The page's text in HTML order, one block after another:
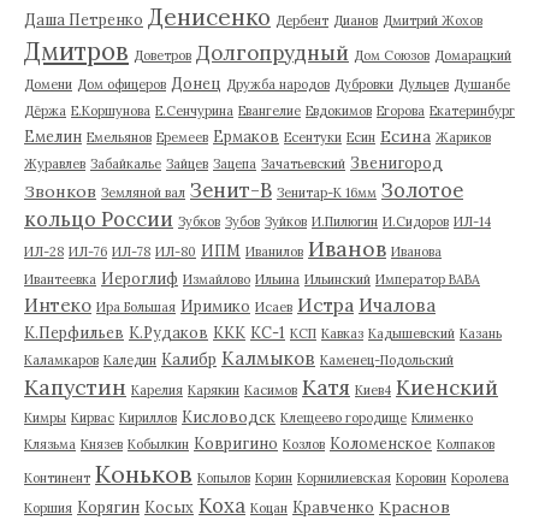
Даша Петренко Денисенко Дербент Дианов Дмитрий Жохов
Дмитров Доветров Долгопрудный Дом Союзов Домарацкий
Домени Дом офицеров Донец Дружба народов Дубровки Дульцев Душанбе
Дёржа Е.Коршунова Е.Сенчурина Евангелие Евдокимов Егорова Екатеринбург
Емелин Емельянов Еремеев Ермаков Есентуки Есин Есина Жариков
Журавлев Забайкалье Зайцев Зацепа Зачатьевский Звенигород
Звонков Земляной вал Зенит-В Зенитар-К 16мм Золотое
кольцо России Зубков Зубов Зуйков И.Пилюгин И.Сидоров ИЛ-14
ИЛ-28 ИЛ-76 ИЛ-78 ИЛ-80 ИПМ Иванилов Иванов Иванова
Ивантеевка Иероглиф Измайлово Ильина Ильинский Император ВАВА
Интеко Ира Большая Иримико Исаев Истра Ичалова
К.Перфильев К.Рудаков ККК КС-1 КСП Кавказ Кадышевский Казань
Каламкаров Каледин Калибр Калмыков Каменец-Подольский
Капустин Карелия Карякин Касимов Катя Киев4 Киенский
Кимры Кирвас Кириллов Кисловодск Клещеево городище Клименко
Клязьма Князев Кобылкин Ковригино Козлов Коломенское Колпаков
Континент Коньков Копылов Корин Корнилиевская Коровин Королева
Коршия Корягин Косых Коха Коцан Кравченко Краснов